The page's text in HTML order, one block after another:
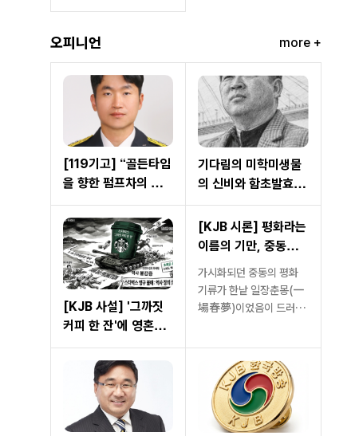
작품세계로 주목
오피니언 more +
[119기고] “골든타임
을 향한 펌프차의 질
주, 주민 여러분의 ‘추
월 양보’가 필요합니
다.”
기다림의 미학미생물
의 신비와 함초발효효
소
[KJB 사설] '그까짓
커피 한 잔'에 영혼을
판 스타벅스, 민심의
준엄한 심판을 받으라
[KJB 시론] 평화라는
이름의 기만, 중동은
다시 ‘화약고’를 선택
했는가
가시화되던 중동의 평화
기류가 한낱 일장춘몽(一
場春夢)이었음이 드러났